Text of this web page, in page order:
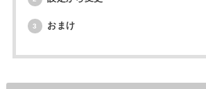
3 おまけ